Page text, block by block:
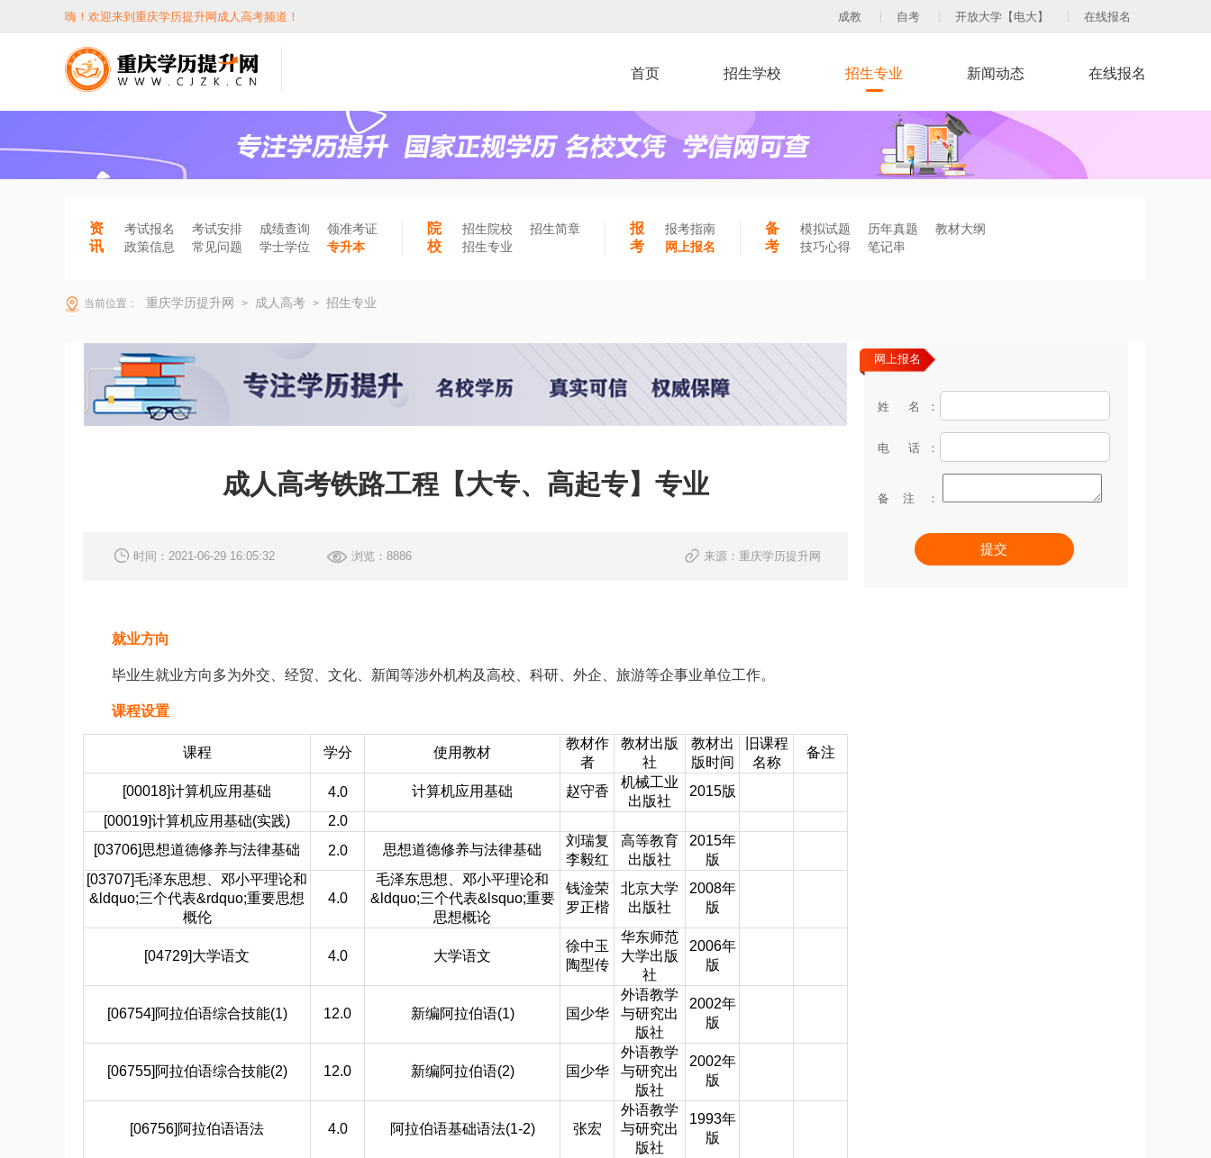
嗨！欢迎来到重庆学历提升网成人高考频道！ 成教 自考 开放大学【电大】 在线报名
首页 招生学校 招生专业 新闻动态 在线报名
资
讯
考试报名 考试安排 成绩查询
领准考证
政策信息
常见问题 学士学位 专升本
院
校
招生院校
招生简章
招生专业
报
考
报考指南
网上报名
备
考
模拟试题 历年真题
教材大纲
技巧心得
笔记串
当前位置： 重庆学历提升网 > 成人高考 > 招生专业
成人高考铁路工程【大专、高起专】专业
时间：2021-06-29 16:05:32 浏览：8886 来源：重庆学历提升网
就业方向
毕业生就业方向多为外交、经贸、文化、新闻等涉外机构及高校、科研、外企、旅游等企事业单位工作。
课程设置
课程 学分 使用教材
教材作
者
教材出版
社
教材出
版时间
旧课程
名称
备注
[00018]计算机应用基础 4.0 计算机应用基础 赵守香
机械工业
出版社
2015版
[00019]计算机应用基础(实践)
2.0
[03706]思想道德修养与法律基础
2.0 思想道德修养与法律基础
刘瑞复
李毅红
高等教育
出版社
2015年
版
[03707]毛泽东思想、邓小平理论和
&ldquo;三个代表&rdquo;重要思想
概伦
4.0
毛泽东思想、邓小平理论和
&ldquo;三个代表&lsquo;重要
思想概论
钱淦荣
罗正楷
北京大学
出版社
2008年
版
[04729]大学语文 4.0 大学语文
徐中玉
陶型传
华东师范
大学出版
社
2006年
版
[06754]阿拉伯语综合技能(1) 12.0 新编阿拉伯语(1) 国少华
外语教学
与研究出
版社
2002年
版
[06755]阿拉伯语综合技能(2) 12.0 新编阿拉伯语(2) 国少华
外语教学
与研究出
版社
2002年
版
[06756]阿拉伯语语法 4.0 阿拉伯语基础语法(1-2) 张宏
外语教学
与研究出
版社
1993年
版
网上报名
姓 名：
电 话：
备注：
提交